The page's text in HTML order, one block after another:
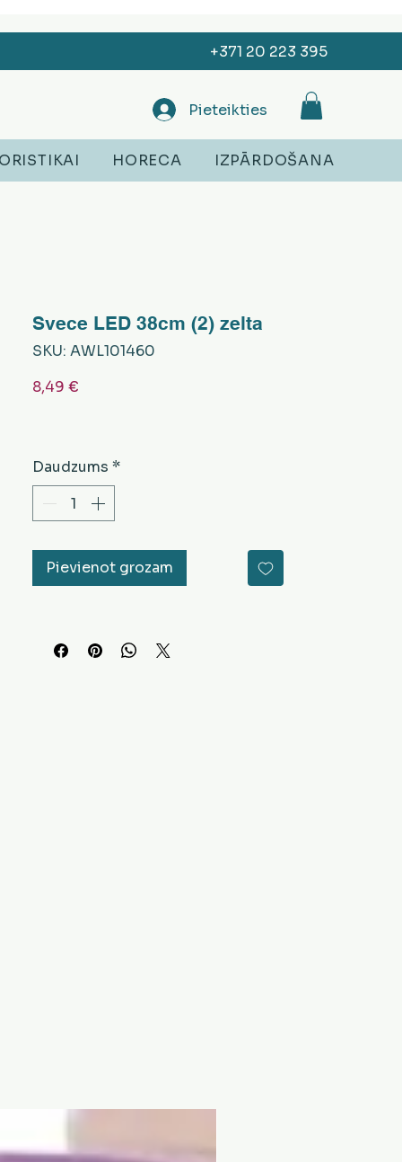
+371 20 223 395
Pieteikties
HORECA IZPĀRDOŠANA
Svece LED 38cm (2) zelta
SKU: AWL101460
8,49 €
Daudzums *
Pievienot grozam